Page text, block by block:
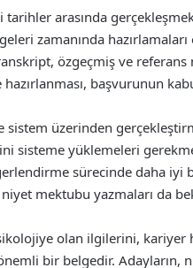
tarihler arasında
zamanında
özgeçmiş ve
başvurunun
sistem üzerinden
sisteme yüklemeleri
sürecinde daha iyi
niyet mektubu yazmaları da
olan ilgilerini, kariyer
bir belgedir. Adayların,